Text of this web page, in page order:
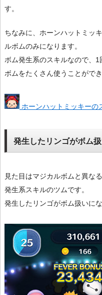
す。
ちなみに、ホーンハットミッ
ルボムのみになります。
ボム発生系のスキルなので、
ボムをたくさん使うことができ
ホーンハットミッキーの
発生したリンゴがボム
見た目はマジカルボムと異なる
発生系スキルのツムです。
発生したリンゴがボム扱いにな